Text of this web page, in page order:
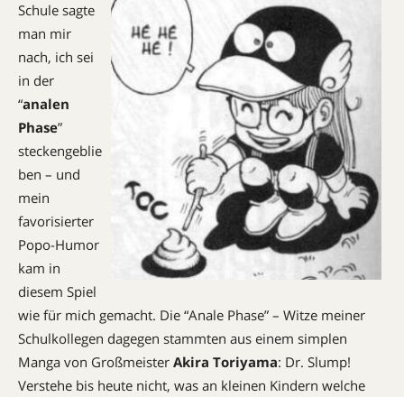
Schule sagte
man mir
nach, ich sei
in der
“analen
Phase”
steckengeblie
ben – und
mein
favorisierter
Popo-Humor
kam in
diesem Spiel
wie für mich gemacht. Die “Anale Phase” – Witze meiner
Schulkollegen dagegen stammten aus einem simplen
Manga von Großmeister Akira Toriyama: Dr. Slump!
Verstehe bis heute nicht, was an kleinen Kindern welche